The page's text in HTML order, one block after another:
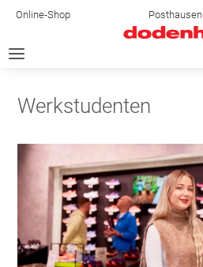
Online-Shop Posthausen
a
Werkstudenten